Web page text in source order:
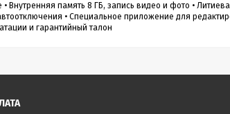
в
Внутренняя память 8 ГБ, запись видео и фото •
• Специальное приложение для
и гарантийный талон